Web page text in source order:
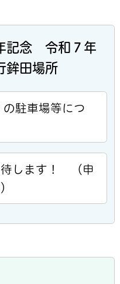
記念 令和７年
鉾田場所
駐車場等につ
待します！ （申